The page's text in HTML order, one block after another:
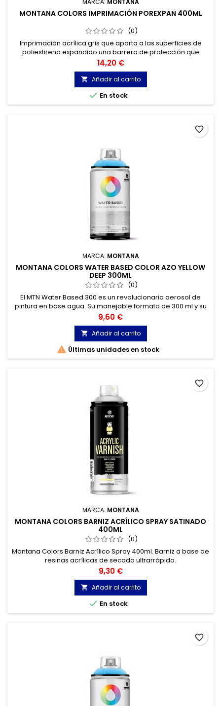
MARCA: MONTANA
MONTANA COLORS IMPRIMACIÓN POREXPAN 400ML
(0)
Imprimación acrílica gris que aporta a las superficies de
poliestireno expandido una barrera de protección que
permite el posterior pintado con pinturas al disolvente.
Precio
14,20 €
 Añadir al carrito
 En stock
MARCA: MONTANA
MONTANA COLORS WATER BASED COLOR AZO YELLOW
DEEP 300ML
(0)
El MTN Water Based 300 es un revolucionario aerosol de
pintura en base agua. Su manejable formato de 300 ml y su
bajo olor, hacen de él la herramienta perfecta para el
trabajo de estudio o en interiores.
Precio
9,60 €
 Añadir al carrito
 Últimas unidades en stock
favorite_border
MARCA: MONTANA
MONTANA COLORS BARNIZ ACRÍLICO SPRAY SATINADO
400ML
(0)
Montana Colors Barniz Acrílico Spray 400ml. Barniz a base de
resinas acrílicas de secado ultrarrápido.
Precio
9,30 €
 Añadir al carrito
 En stock
favorite_border
favorite_border